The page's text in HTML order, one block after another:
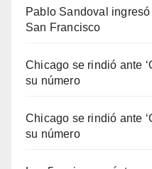
Pablo Sandoval
San Francisco
Chicago se rindió ante
su número
Chicago se rindió ante
su número